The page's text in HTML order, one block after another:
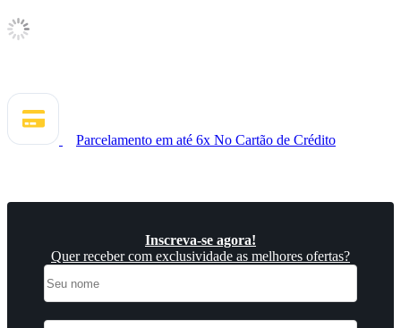
Parcelamento em até 6x No Cartão de Crédito
Inscreva-se agora!
Quer receber com exclusividade as melhores ofertas?